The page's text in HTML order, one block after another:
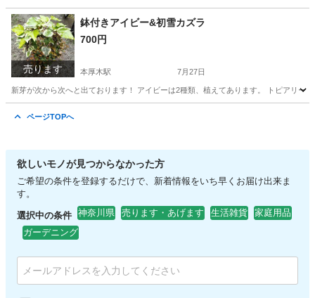
神奈川 厚木市 本厚木駅 コンバース
売ります
鉢付きアイビー&初雪カズラ
700円
本厚木駅 7月27日
新芽が次から次へと出ております！ アイビーは2種類、植えてあります。 トピアリー
ページTOPへ
欲しいモノが見つからなかった方
ご希望の条件を登録するだけで、新着情報をいち早くお届け出来ま
す。
選択中の条件 神奈川県 売ります・あげます 生活雑貨
家庭用品
ガーデニング